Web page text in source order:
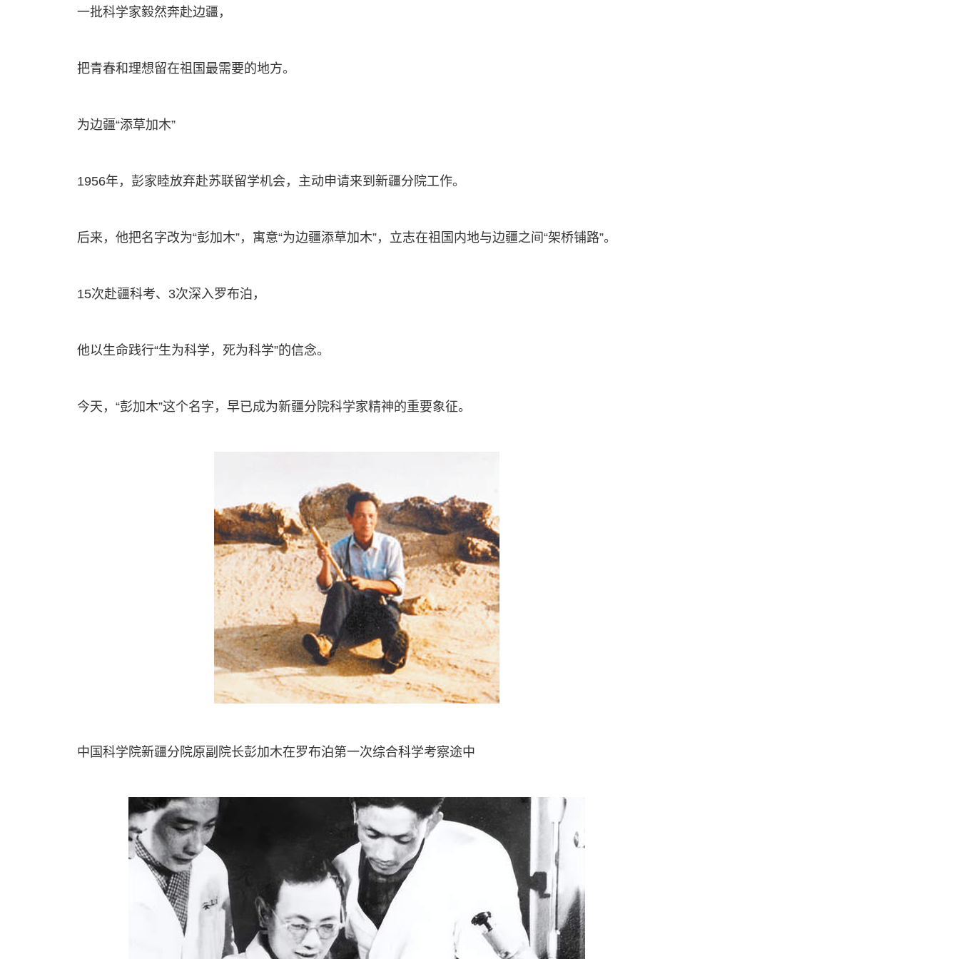
一批科学家毅然奔赴边疆，
把青春和理想留在祖国最需要的地方。
为边疆“添草加木”
1956年，彭家睦放弃赴苏联留学机会，主动申请来到新疆分院工作。
后来，他把名字改为“彭加木”，寓意“为边疆添草加木”，立志在祖国内地与边疆之间“架桥铺路”。
15次赴疆科考、3次深入罗布泊，
他以生命践行“生为科学，死为科学”的信念。
今天，“彭加木”这个名字，早已成为新疆分院科学家精神的重要象征。
中国科学院新疆分院原副院长彭加木在罗布泊第一次综合科学考察途中